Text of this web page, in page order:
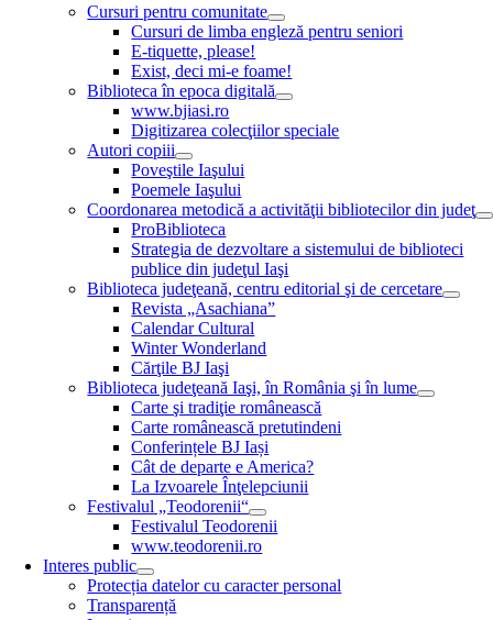
Cursuri pentru comunitate
Cursuri de limba engleză pentru seniori
E-tiquette, please!
Exist, deci mi-e foame!
Biblioteca în epoca digitală
www.bjiasi.ro
Digitizarea colecţiilor speciale
Autori copiii
Poveştile Iaşului
Poemele Iaşului
Coordonarea metodică a activităţii bibliotecilor din judeţ
ProBiblioteca
Strategia de dezvoltare a sistemului de biblioteci
publice din judeţul Iaşi
Biblioteca judeţeană, centru editorial şi de cercetare
Revista „Asachiana”
Calendar Cultural
Winter Wonderland
Cărţile BJ Iaşi
Biblioteca judeţeană Iaşi, în România şi în lume
Carte şi tradiţie românească
Carte românească pretutindeni
Conferințele BJ Iași
Cât de departe e America?
La Izvoarele Înţelepciunii
Festivalul „Teodorenii“
Festivalul Teodorenii
www.teodorenii.ro
Interes public
Protecția datelor cu caracter personal
Transparență